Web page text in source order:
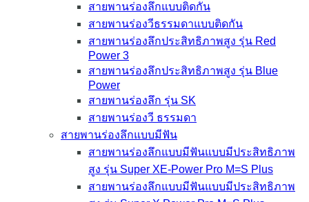
สายพานร่องลึกแบบติดกัน
สายพานร่องวีธรรมดาแบบติดกัน
สายพานร่องลึกประสิทธิภาพสูง รุ่น Red
Power 3
สายพานร่องลึกประสิทธิภาพสูง รุ่น Blue
Power
สายพานร่องลึก รุ่น SK
สายพานร่องวี ธรรมดา
สายพานร่องลึกแบบมีฟัน
สายพานร่องลึกแบบมีฟันแบบมีประสิทธิภาพ
สูง รุ่น Super XE-Power Pro M=S Plus
สายพานร่องลึกแบบมีฟันแบบมีประสิทธิภาพ